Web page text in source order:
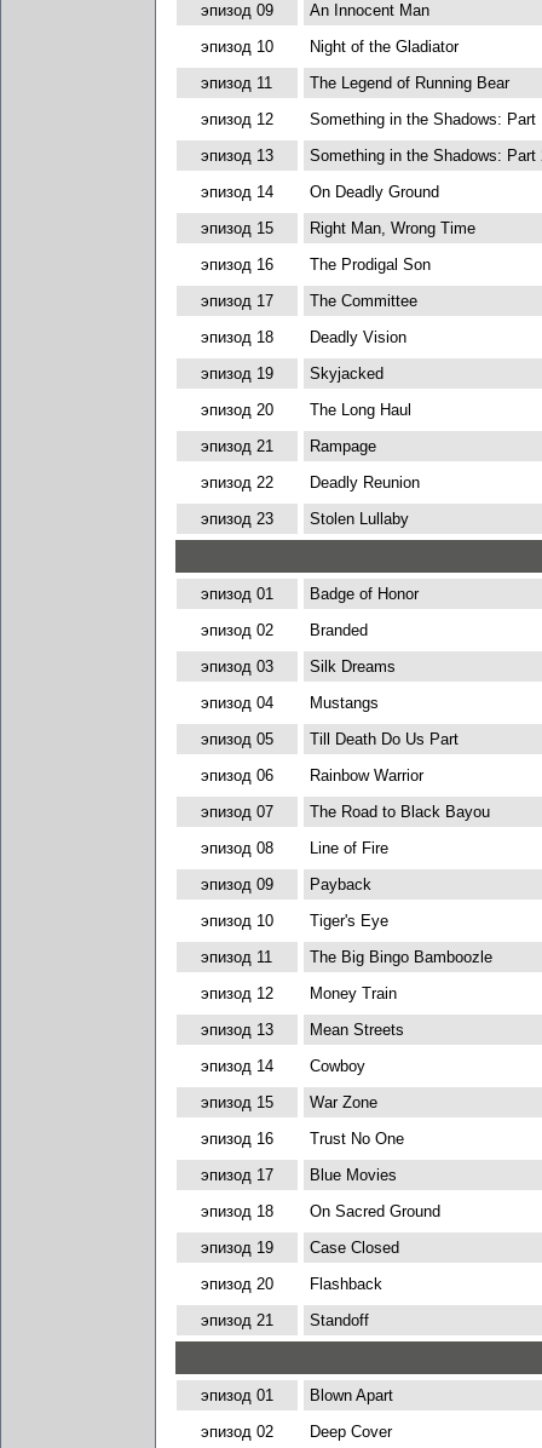
эпизод 09
An Innocent Man
эпизод 10
Night of the Gladiator
эпизод 11
The Legend of Running Bear
эпизод 12
Something in the Shadows: Part
эпизод 13
Something in the Shadows: Part
эпизод 14
On Deadly Ground
эпизод 15
Right Man, Wrong Time
эпизод 16
The Prodigal Son
эпизод 17
The Committee
эпизод 18
Deadly Vision
эпизод 19
Skyjacked
эпизод 20
The Long Haul
эпизод 21
Rampage
эпизод 22
Deadly Reunion
эпизод 23
Stolen Lullaby
эпизод 01
Badge of Honor
эпизод 02
Branded
эпизод 03
Silk Dreams
эпизод 04
Mustangs
эпизод 05
Till Death Do Us Part
эпизод 06
Rainbow Warrior
эпизод 07
The Road to Black Bayou
эпизод 08
Line of Fire
эпизод 09
Payback
эпизод 10
Tiger's Eye
эпизод 11
The Big Bingo Bamboozle
эпизод 12
Money Train
эпизод 13
Mean Streets
эпизод 14
Cowboy
эпизод 15
War Zone
эпизод 16
Trust No One
эпизод 17
Blue Movies
эпизод 18
On Sacred Ground
эпизод 19
Case Closed
эпизод 20
Flashback
эпизод 21
Standoff
эпизод 01
Blown Apart
эпизод 02
Deep Cover